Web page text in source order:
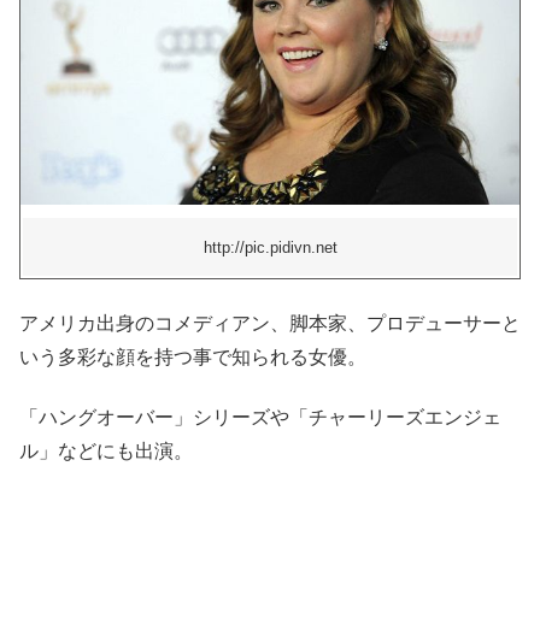
http://pic.pidivn.net
アメリカ出身のコメディアン、脚本家、プロデューサーと
いう多彩な顔を持つ事で知られる女優。
「ハングオーバー」シリーズや「チャーリーズエンジェ
ル」などにも出演。